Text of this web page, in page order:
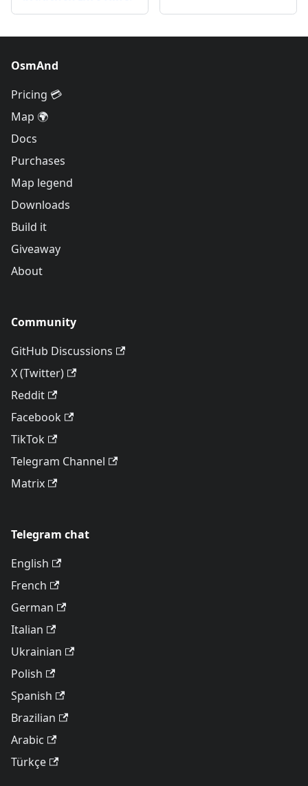
OsmAnd
Pricing 💳
Map 🌍
Docs
Purchases
Map legend
Downloads
Build it
Giveaway
About
Community
GitHub Discussions
X (Twitter)
Reddit
Facebook
TikTok
Telegram Channel
Matrix
Telegram chat
English
French
German
Italian
Ukrainian
Polish
Spanish
Brazilian
Arabic
Türkçe